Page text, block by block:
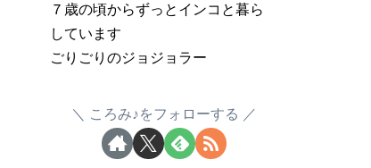
７歳の頃からずっとインコと暮ら
しています
ごりごりのジョジョラー
ころみ♪をフォローする